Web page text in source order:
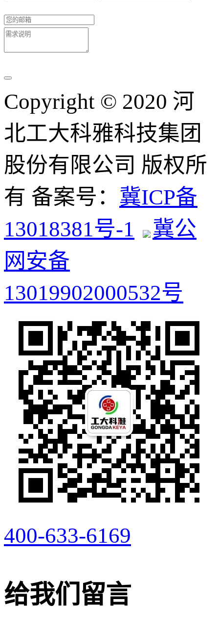
Copyright © 2020 河
北工大科雅科技集团
股份有限公司 版权所
有 备案号： 冀ICP备
13018381号-1
冀公
网安备
13019902000532号
400-633-6169
给我们留言